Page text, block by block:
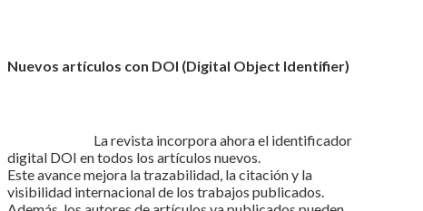
Nuevos artículos con DOI (Digital Object Identifier)
La revista incorpora ahora el identificador
digital DOI en todos los artículos nuevos.
Este avance mejora la trazabilidad, la citación y la
visibilidad internacional de los trabajos publicados.